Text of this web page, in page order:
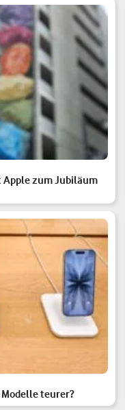
Apple zum Jubiläum
Modelle teurer?